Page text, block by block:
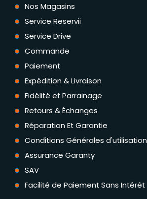
Nos Magasins
Service Reservii
Service Drive
Commande
Paiement
Expédition & Livraison
Fidélité et Parrainage
Retours & Échanges
Réparation Et Garantie
Conditions Générales d'utilisation
Assurance Garanty
SAV
Facilité de Paiement Sans Intérêt